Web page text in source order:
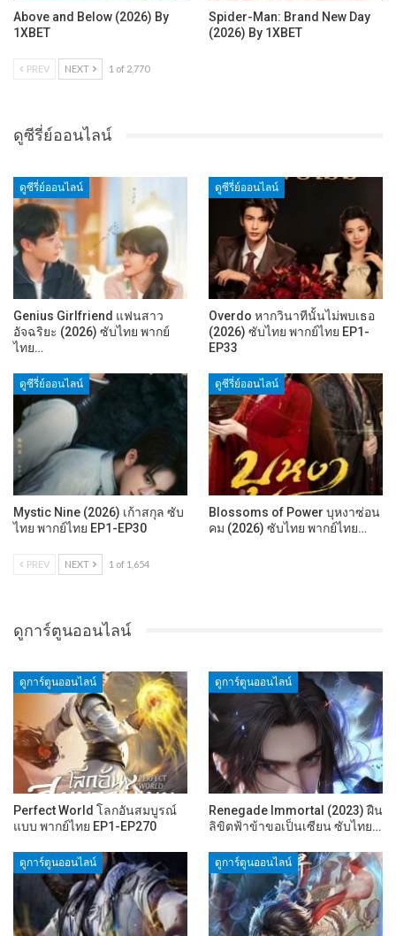
Above and Below (2026) By
1XBET
Spider-Man: Brand New Day
(2026) By 1XBET
PREV NEXT 1 of 2,770
ดูซีรี่ย์ออนไลน์
ดูซีรี่ย์ออนไลน์
Genius Girlfriend แฟนสาว
อัจฉริยะ (2026) ซับไทย พากย์
ไทย…
ดูซีรี่ย์ออนไลน์
Overdo หากวินาทีนั้นไม่พบเธอ
(2026) ซับไทย พากย์ไทย EP1-
EP33
ดูซีรี่ย์ออนไลน์
Mystic Nine (2026) เก้าสกุล ซับ
ไทย พากย์ไทย EP1-EP30
ดูซีรี่ย์ออนไลน์
Blossoms of Power บุหงาซ่อน
คม (2026) ซับไทย พากย์ไทย…
PREV NEXT 1 of 1,654
ดูการ์ตูนออนไลน์
ดูการ์ตูนออนไลน์
Perfect World โลกอันสมบูรณ์
แบบ พากย์ไทย EP1-EP270
ดูการ์ตูนออนไลน์
Renegade Immortal (2023) ฝืน
ลิขิตฟ้าข้าขอเป็นเซียน ซับไทย…
ดูการ์ตูนออนไลน์ ดูการ์ตูนออนไลน์